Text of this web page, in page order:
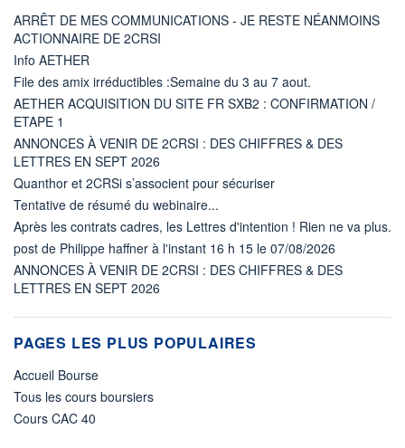
ARRÊT DE MES COMMUNICATIONS - JE RESTE NÉANMOINS
ACTIONNAIRE DE 2CRSI
Info AETHER
File des amix irréductibles :Semaine du 3 au 7 aout.
AETHER ACQUISITION DU SITE FR SXB2 : CONFIRMATION /
ETAPE 1
ANNONCES À VENIR DE 2CRSI : DES CHIFFRES & DES
LETTRES EN SEPT 2026
Quanthor et 2CRSi s’associent pour sécuriser
Tentative de résumé du webinaire...
Après les contrats cadres, les Lettres d'intention ! Rien ne va plus.
post de Philippe haffner à l'instant 16 h 15 le 07/08/2026
ANNONCES À VENIR DE 2CRSI : DES CHIFFRES & DES
LETTRES EN SEPT 2026
PAGES LES PLUS POPULAIRES
Accueil Bourse
Tous les cours boursiers
Cours CAC 40